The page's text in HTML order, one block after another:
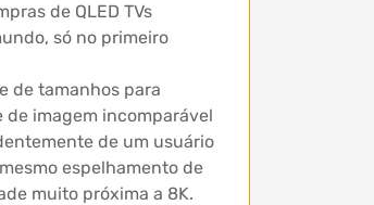
de QLED TVs
só no primeiro
de tamanhos para
de imagem incomparável
de um usuário
espelhamento de
muito próxima a 8K.